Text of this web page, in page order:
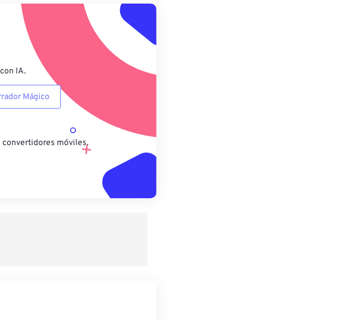
desde el ajuste preestablecido
como preestablecido
IA.
Mágico
convertidores móviles.